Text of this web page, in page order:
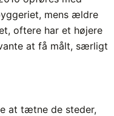
mens ældre
oftere har et højere
at få målt, særligt
at tætne de steder,